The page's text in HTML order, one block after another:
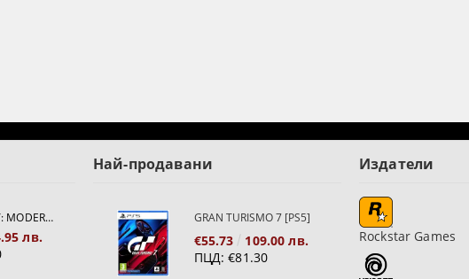
CALL OF DUTY: MODERN WARFARE 4[PS5]
лв.
Най-продавани
GRAN TURISMO 7 [PS5]
€55.73
109.00 лв.
ПЦД: €81.30
Издатели
Rockstar Games